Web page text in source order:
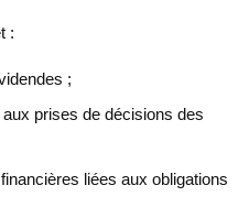
:
;
aux prises de décisions des
liées aux obligations